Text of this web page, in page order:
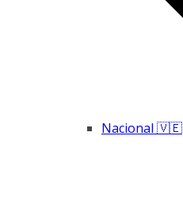
Nacional 🇻🇪